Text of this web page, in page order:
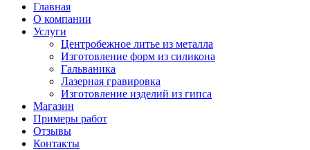
Главная
О компании
Услуги
Центробежное литье из металла
Изготовление форм из силикона
Гальваника
Лазерная гравировка
Изготовление изделий из гипса
Магазин
Примеры работ
Отзывы
Контакты